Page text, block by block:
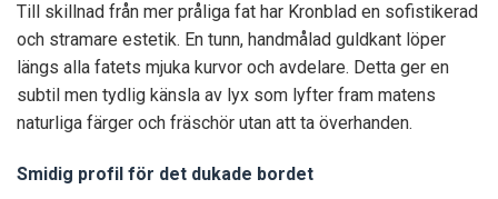
Till skillnad från mer pråliga fat har Kronblad en sofistikerad
och stramare estetik. En tunn, handmålad guldkant löper
längs alla fatets mjuka kurvor och avdelare. Detta ger en
subtil men tydlig känsla av lyx som lyfter fram matens
naturliga färger och fräschör utan att ta överhanden.
Smidig profil för det dukade bordet